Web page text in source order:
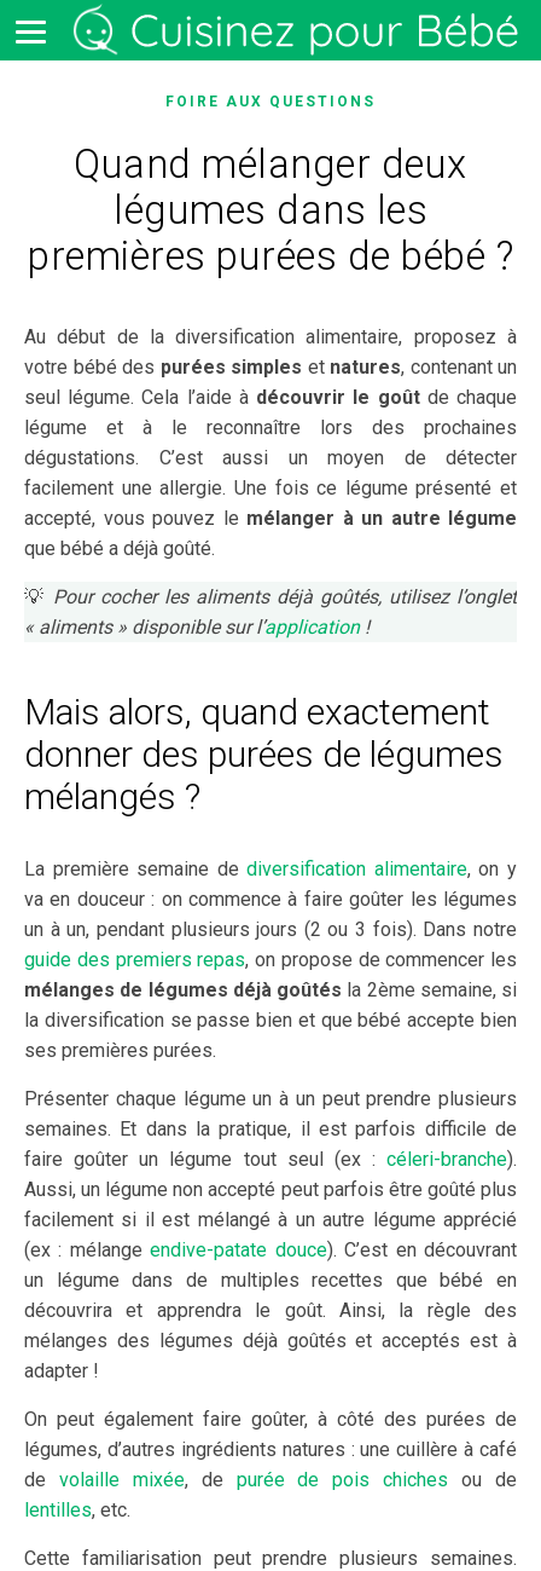
FOIRE AUX QUESTIONS
Quand mélanger deux
légumes dans les
premières purées de bébé ?
Au début de la diversification alimentaire, proposez à
votre bébé des purées simples et natures, contenant un
seul légume. Cela l’aide à découvrir le goûtde chaque
légume et à le reconnaître lors des prochaines
dégustations. C’est aussi un moyen de détecter
facilement une allergie. Une fois ce légume présenté et
accepté, vous pouvez le mélanger à un autre légume
que bébé a déjà goûté.
💡 Pour cocher les aliments déjà goûtés, utilisez l’onglet
« aliments » disponible sur l’application!
Mais alors, quand exactement
donner des purées de légumes
mélangés ?
La première semaine dediversification alimentaire, on y
va en douceur : on commence à faire goûter les légumes
un à un, pendant plusieurs jours (2 ou 3 fois). Dans notre
guide des premiers repas, on propose de commencer les
mélanges de légumes déjà goûtés la 2ème semaine, si
la diversification se passe bien et que bébé accepte bien
ses premières purées.
Présenter chaque légume un à un peut prendre plusieurs
semaines. Et dans la pratique, il est parfois difficile de
faire goûter un légume tout seul (ex : céleri-branche).
Aussi, un légume non accepté peut parfois être goûté plus
facilement si il est mélangé à un autre légume apprécié
(ex : mélangeendive-patate douce). C’est en découvrant
un légume dans de multiples recettes que bébé en
découvrira et apprendra le goût. Ainsi, la règle des
mélanges des légumes déjà goûtés et acceptés est à
adapter !
On peut également faire goûter, à côté des purées de
légumes, d’autres ingrédients natures : une cuillère à café
de volaille mixée, de purée de pois chiches ou de
lentilles, etc.
Cette familiarisation peut prendre plusieurs semaines.